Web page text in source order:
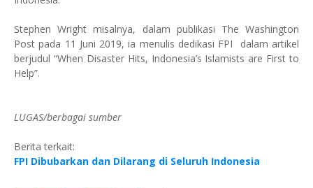
Stephen Wright misalnya, dalam publikasi The Washington
Post pada 11 Juni 2019, ia menulis dedikasi FPI dalam artikel
berjudul “When Disaster Hits, Indonesia’s Islamists are First to
Help”.
LUGAS/berbagai sumber
Berita terkait:
FPI Dibubarkan dan Dilarang di Seluruh Indonesia